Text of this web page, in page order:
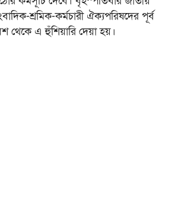
শ্রমিক-কর্মচারী ঐক্যপরিষদের পূর্ব
থেকে এ হুঁশিয়ারি দেয়া হয়।